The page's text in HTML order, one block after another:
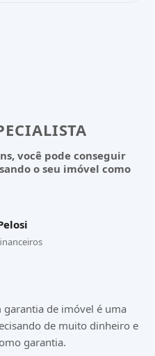
você pode conseguir
o seu imóvel como
de imóvel é uma
de muito dinheiro e
garantia.